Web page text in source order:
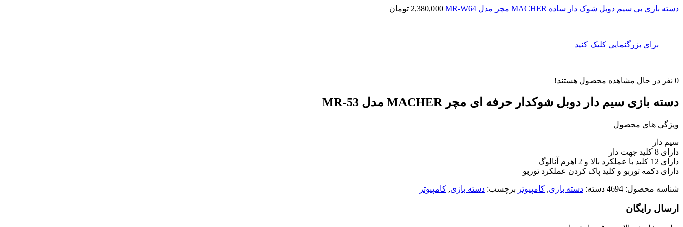
دسته بازی بی سیم دوبل شوک دار ساده MACHER مچر مدل MR-W64 2,380,000 تومان
برای بزرگنمایی کلیک کنید
0 نفر در حال مشاهده محصول هستند!
دسته بازی سیم دار دوبل شوکدار حرفه ای مچر MACHER مدل MR-53
ویژگی های محصول
سیم دار
دارای 8 کلید جهت دار
دارای 12 کلید با عملکرد بالا و 2 اهرم آنالوگ
دارای دکمه توربو و کلید پاک کردن عملکرد توربو
شناسه محصول: 4694 دسته: دسته بازی, کامپیوتر برچسب: دسته بازی, کامپیوتر
ارسال رایگان